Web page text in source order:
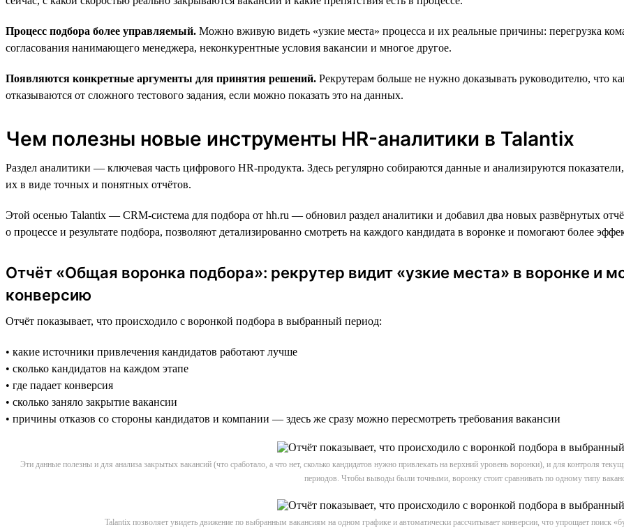
Процесс подбора более управляемый. Можно вживую видеть «узкие места» процесса и их реальные причины: перегрузка
согласования нанимающего менеджера, неконкурентные условия вакансии и многое другое.
Появляются конкретные аргументы для принятия решений. Рекрутерам больше не нужно доказывать руководителю, что
отказываются от сложного тестового задания, если можно показать это на данных.
Чем полезны новые инструменты HR-аналитики в Talantix
Раздел аналитики — ключевая часть цифрового HR-продукта. Здесь регулярно собираются данные и анализируются
их в виде точных и понятных отчётов.
Этой осенью Talantix — CRM-система для подбора от hh.ru — обновил раздел аналитики и добавил два новых развёрнутых
о процессе и результате подбора, позволяют детализированно смотреть на каждого кандидата в воронке и помогают более
Отчёт «Общая воронка подбора»: рекрутер видит «узкие места» в воронке и
конверсию
Отчёт показывает, что происходило с воронкой подбора в выбранный период:
• какие источники привлечения кандидатов работают лучше
• сколько кандидатов на каждом этапе
• где падает конверсия
• сколько заняло закрытие вакансии
• причины отказов со стороны кандидатов и компании — здесь же сразу можно пересмотреть требования вакансии
Эти данные полезны и для анализа закрытых вакансий (что сработало, а что нет, сколько кандидатов нужно привлекать на верхний уровень воронки), и для контроля
периодов. Чтобы выводы были точными, воронку стоит сравнивать по одному типу
Talantix позволяет увидеть движение по выбранным вакансиям на одном графике и автоматически рассчитывает конверсии, что упрощает поиск